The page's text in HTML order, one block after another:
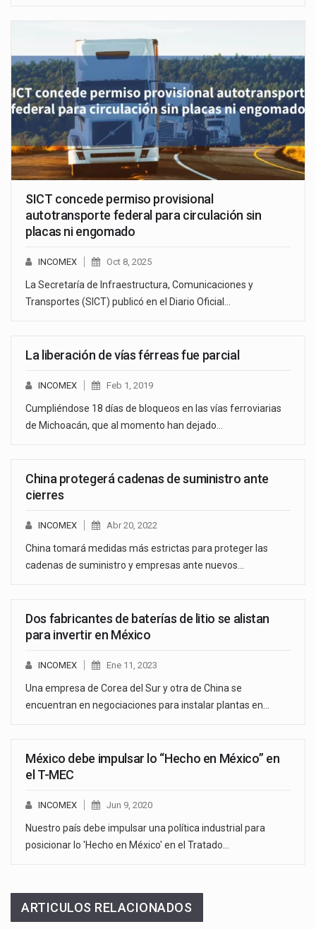
SICT concede permiso provisional
autotransporte federal para circulación sin
placas ni engomado
INCOMEX Oct 8, 2025
La Secretaría de Infraestructura, Comunicaciones y
Transportes (SICT) publicó en el Diario Oficial…
La liberación de vías férreas fue parcial
INCOMEX Feb 1, 2019
Cumpliéndose 18 días de bloqueos en las vías ferroviarias
de Michoacán, que al momento han dejado…
China protegerá cadenas de suministro ante
cierres
INCOMEX Abr 20, 2022
China tomará medidas más estrictas para proteger las
cadenas de suministro y empresas ante nuevos…
Dos fabricantes de baterías de litio se alistan
para invertir en México
INCOMEX Ene 11, 2023
Una empresa de Corea del Sur y otra de China se
encuentran en negociaciones para instalar plantas en…
México debe impulsar lo “Hecho en México” en
el T-MEC
INCOMEX Jun 9, 2020
Nuestro país debe impulsar una política industrial para
posicionar lo 'Hecho en México' en el Tratado…
ARTICULOS RELACIONADOS